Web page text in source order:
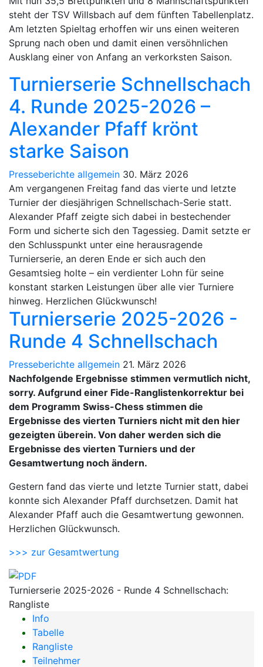
steht der TSV Willsbach auf dem fünften Tabellenplatz.
Am letzten Spieltag erhoffen wir uns einen weiteren
Sprung nach oben und damit einen versöhnlichen
Ausklang einer von Anfang an verkorksten Saison.
Turnierserie Schnellschach
4. Runde 2025-2026 –
Alexander Pfaff krönt
starke Saison
Presseberichte allgemein 30. März 2026
Am vergangenen Freitag fand das vierte und letzte
Turnier der diesjährigen Schnellschach-Serie statt.
Alexander Pfaff zeigte sich dabei in bestechender
Form und sicherte sich den Tagessieg. Damit setzte er
den Schlusspunkt unter eine herausragende
Turnierserie, an deren Ende er sich auch den
Gesamtsieg holte – ein verdienter Lohn für seine
konstant starken Leistungen über alle vier Turniere
hinweg. Herzlichen Glückwunsch!
Turnierserie 2025-2026 -
Runde 4 Schnellschach
Presseberichte allgemein 21. März 2026
Nachfolgende Ergebnisse stimmen vermutlich nicht,
sorry. Aufgrund einer Fide-Ranglistenkorrektur bei
dem Programm Swiss-Chess stimmen die
Ergebnisse des vierten Turniers nicht mit den hier
gezeigten überein. Von daher werden sich die
Ergebnisse des vierten Turniers und der
Gesamtwertung noch ändern.
Gestern fand das vierte und letzte Turnier statt, dabei
konnte sich Alexander Pfaff durchsetzen. Damit hat
Alexander Pfaff auch die Gesamtwertung gewonnen.
Herzlichen Glückwunsch.
>>> zur Gesamtwertung
Turnierserie 2025-2026 - Runde 4 Schnellschach:
Rangliste
Info
Tabelle
Rangliste
Teilnehmer